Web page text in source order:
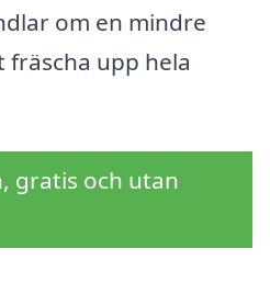
om en mindre
upp hela
gratis och utan